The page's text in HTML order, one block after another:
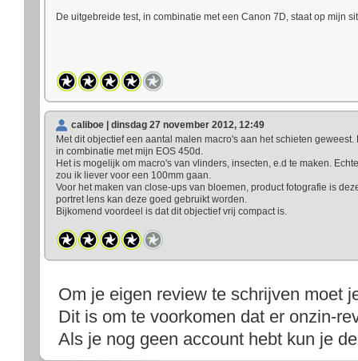
De uitgebreide test, in combinatie met een Canon 7D, staat op mijn
caliboe | dinsdag 27 november 2012, 12:49
Met dit objectief een aantal malen macro's aan het schieten
in combinatie met mijn EOS 450d.
Het is mogelijk om macro's van vlinders, insecten, e.d te maken.
zou ik liever voor een 100mm gaan.
Voor het maken van close-ups van bloemen, product fotografie is
portret lens kan deze goed gebruikt worden.
Bijkomend voordeel is dat dit objectief vrij compact is.
Om je eigen review te schrijven moet
Dit is om te voorkomen dat er onzin-
Als je nog geen account hebt kun je